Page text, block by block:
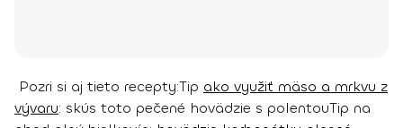
Pozri si aj tieto recepty:Tip ako využiť mäso a mrkvu z
vývaru: skús toto pečené hovädzie s polentouTip na